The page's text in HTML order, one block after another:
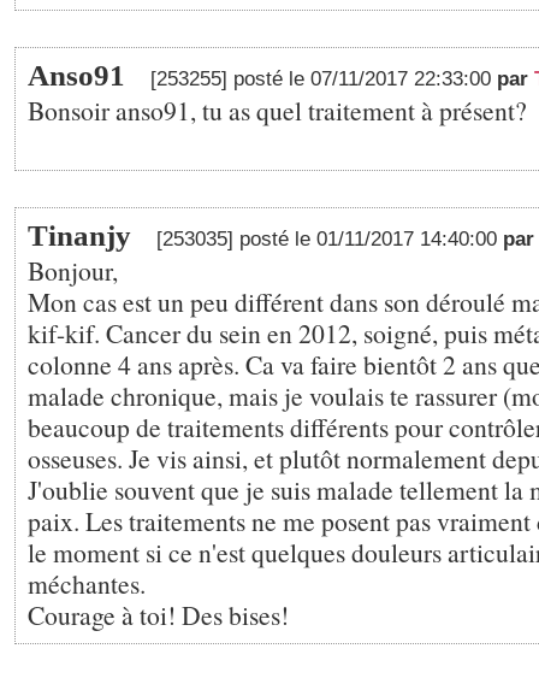
Anso91 [253255] posté le 07/11/2017 22:33:00 par
Bonsoir anso91, tu as quel traitement à présent?
Tinanjy [253035] posté le 01/11/2017 14:40:00 par
Bonjour,
Mon cas est un peu différent dans son déroulé
kif-kif. Cancer du sein en 2012, soigné, puis
colonne 4 ans après. Ca va faire bientôt 2 ans
malade chronique, mais je voulais te rassurer
beaucoup de traitements différents pour
osseuses. Je vis ainsi, et plutôt normalement
J'oublie souvent que je suis malade tellement la
paix. Les traitements ne me posent pas
le moment si ce n'est quelques douleurs
méchantes.
Courage à toi! Des bises!